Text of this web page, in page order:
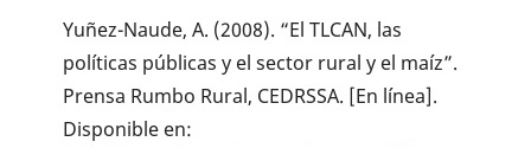
Yuñez-Naude, A. (2008). “El TLCAN, las
políticas públicas y el sector rural y el maíz”.
Prensa Rumbo Rural, CEDRSSA. [En línea].
Disponible en: